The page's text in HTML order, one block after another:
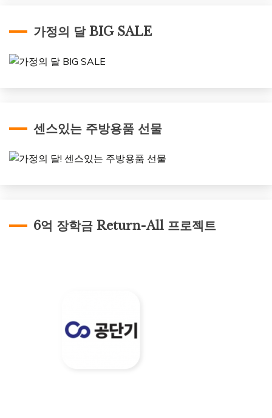
가정의 달 BIG SALE
센스있는 주방용품 선물
6억 장학금 Return-All 프로젝트